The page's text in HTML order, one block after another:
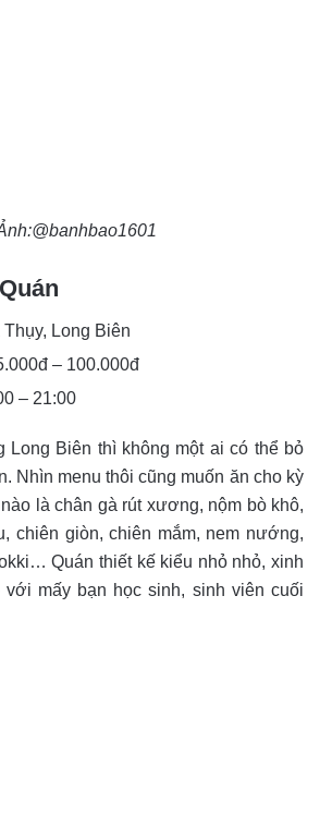
Long Biên
– 100.000đ
– 21:00
Long Biên thì không một ai có thể bỏ
Nhìn menu thôi cũng muốn ăn cho kỳ
là chân gà rút xương, nộm bò khô,
chiên giòn, chiên mắm, nem nướng,
Quán thiết kế kiểu nhỏ nhỏ, xinh
mấy bạn học sinh, sinh viên cuối